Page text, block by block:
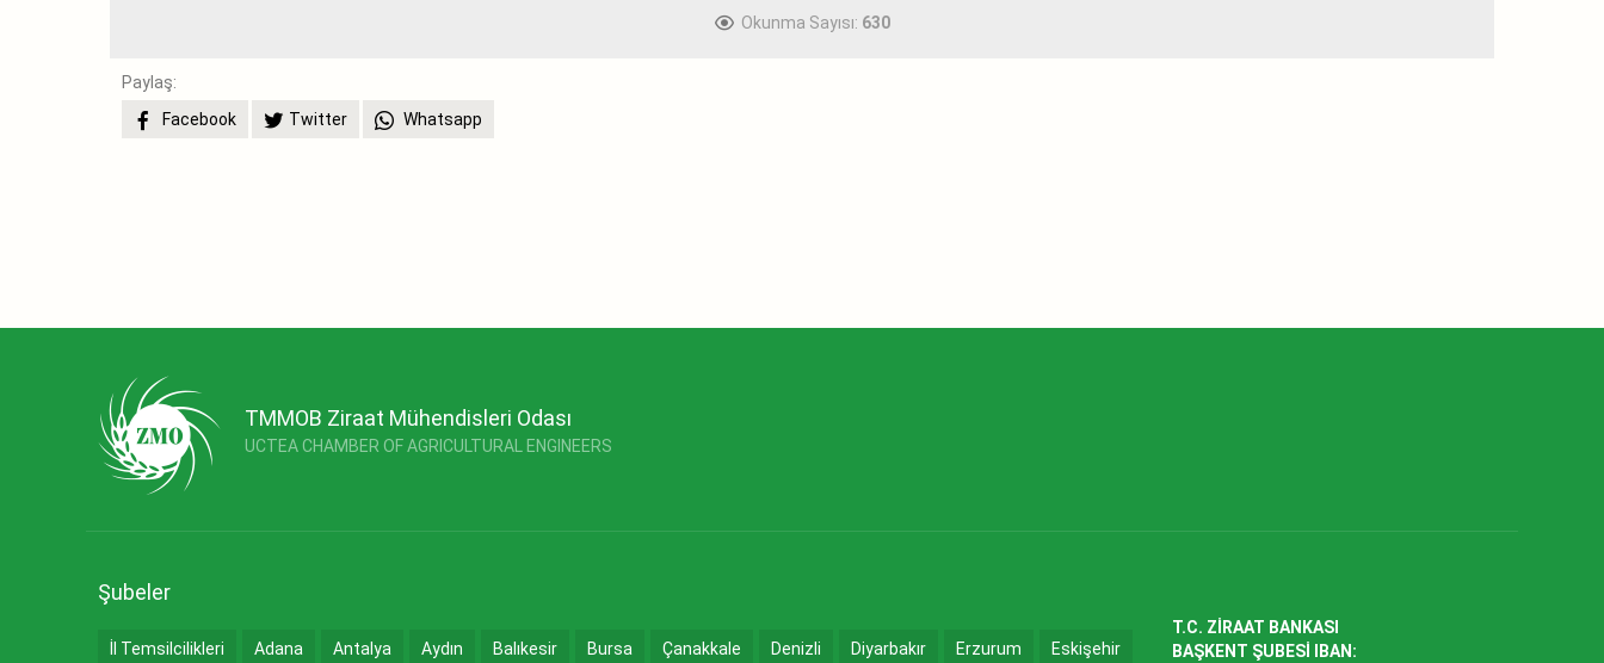
Okunma Sayısı: 630
Paylaş:
Facebook
Twitter Whatsapp
TMMOB Ziraat Mühendisleri Odası
UCTEA CHAMBER OF AGRICULTURAL ENGINEERS
Şubeler
İl Temsilcilikleri Adana Antalya Aydın Balıkesir Bursa Çanakkale Denizli Diyarbakır Erzurum Eskişehir
T.C. ZİRAAT BANKASI
BAŞKENT ŞUBESİ IBAN: